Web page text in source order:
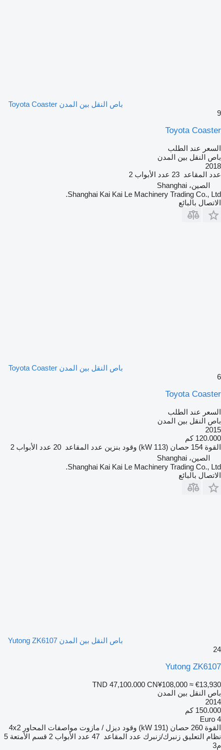
باص النقل بين المدن Toyota Coaster
9
Toyota Coaster
السعر عند الطلب
باص النقل بين المدن
2018
عدد المقاعد 23 عدد الأبواب 2
الصين، Shanghai
Shanghai Kai Kai Le Machinery Trading Co., Ltd.
الاتصال بالبائع
باص النقل بين المدن Toyota Coaster
6
Toyota Coaster
السعر عند الطلب
باص النقل بين المدن
2015
120.000 كم
القوة 154 حصان (113 kW) وقود بنزين عدد المقاعد 20 عدد الأبواب 2
الصين، Shanghai
Shanghai Kai Kai Le Machinery Trading Co., Ltd.
الاتصال بالبائع
باص النقل بين المدن Yutong ZK6107
24
Yutong ZK6107
TND 47,100.000 CN¥108,000 ≈ €13,930
باص النقل بين المدن
2014
150.000 كم
Euro 4
القوة 260 حصان (191 kW) وقود ديزل / مازوت مواصفات المحاور 4x2
نظام التعليق زنبرك/زنبرك عدد المقاعد 47 عدد الأبواب 2 قسم الأمتعة 5
م3